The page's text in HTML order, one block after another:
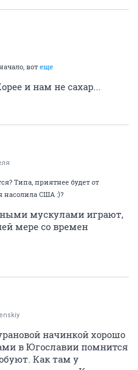
вотеще
и нам не сахар...
Типа, приятнее будет от
насолила США :)?
мускулами играют,
мере со времен
начинкой хорошо
в Югославии помнится
Как там у